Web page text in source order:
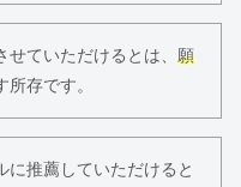
ていただけるとは、 願
所存です。
に推薦していただけると